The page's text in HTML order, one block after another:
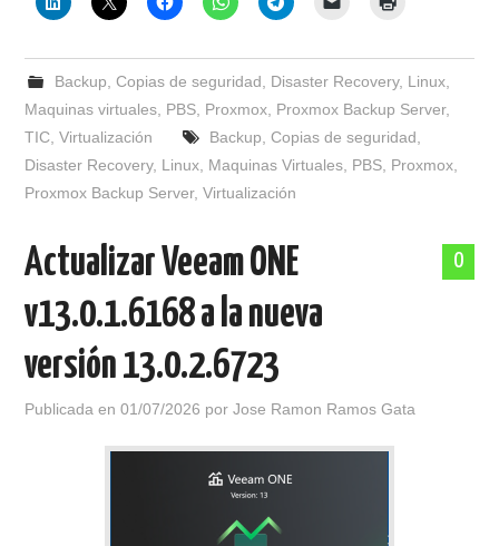
Backup Copias de seguridad Disaster Recovery, Linux,
Maquinas virtuales PBS Proxmox Proxmox Backup Server,
TIC ,Virtualización Backup Copias de seguridad
Disaster Recovery, Linux Maquinas Virtuales PBS Proxmox
Proxmox Backup Server,Virtualización
0
Actualizar Veeam ONE
v13.0.1.6168 a la nueva
versión 13.0.2.6723
Publicada en01/07/2026 porJose Ramon Ramos Gata